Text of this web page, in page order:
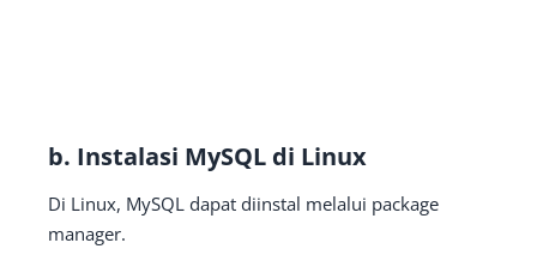
b. Instalasi MySQL di Linux
Di Linux, MySQL dapat diinstal melalui package
manager.